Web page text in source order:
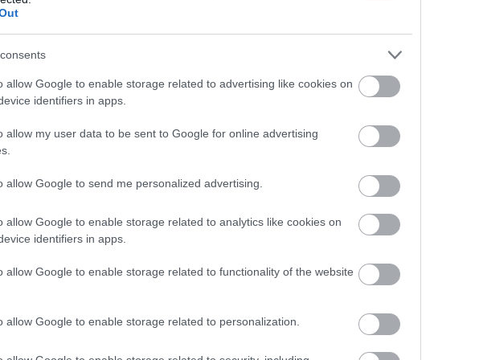
allow Google to enable storage related to advertising like cookies on
identifiers in apps.
allow my user data to be sent to Google for online advertising
allow Google to send me personalized advertising.
allow Google to enable storage related to analytics like cookies on
identifiers in apps.
allow Google to enable storage related to functionality of the website
allow Google to enable storage related to personalization.
Bauskas
nošauto suņu
asaras
naudas nav – tūrisma
neapskaužamā
no Polijas sadalošās līnijas) bija izvietotas
tanku daļas, gan aviācija, gan
skaitā. Bieži vien šis daļas bija izvietotas
pagaidu tankodromi. Karavīri bija izvietoti
aizsardzības vai fortifikācijas būvēm.